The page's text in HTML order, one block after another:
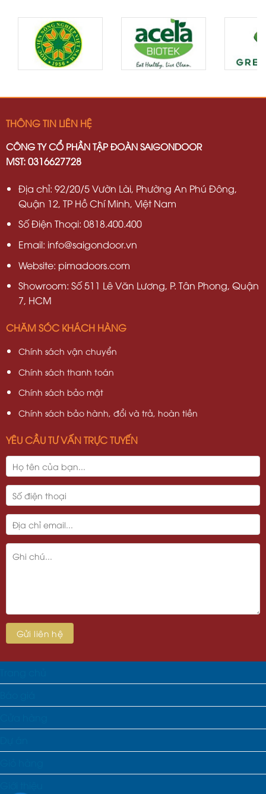
THÔNG TIN LIÊN HỆ
CÔNG TY CỔ PHẦN TẬP ĐOÀN SAIGONDOOR
MST: 0316627728
Địa chỉ: 92/20/5 Vườn Lài, Phường An Phú Đông,
Quận 12, TP Hồ Chí Minh, Việt Nam
Số Điện Thoại: 0818.400.400
Email: info@saigondoor.vn
Website: pimadoors.com
Showroom: Số 511 Lê Văn Lương, P. Tân Phong, Quận
7, HCM
CHĂM SÓC KHÁCH HÀNG
Chính sách vận chuyển
Chính sách thanh toán
Chính sách bảo mật
Chính sách bảo hành, đổi và trả, hoàn tiền
YÊU CẦU TƯ VẤN TRỰC TUYẾN